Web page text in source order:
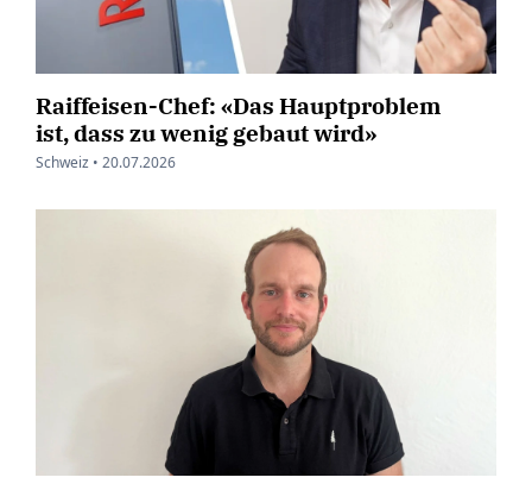
Raiffeisen-Chef: «Das Hauptproblem
ist, dass zu wenig gebaut wird»
Schweiz • 20.07.2026